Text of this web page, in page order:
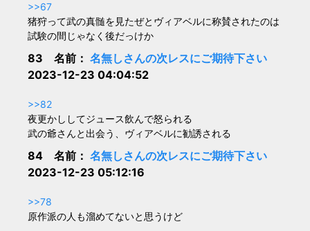
>>67
猪狩って武の真髄を見たぜとヴィアベルに称賛されたのは
試験の間じゃなく後だっけか
83 名前： 名無しさんの次レスにご期待下さい
2023-12-23 04:04:52
>>82
夜更かししてジュース飲んで怒られる
武の爺さんと出会う、ヴィアベルに勧誘される
84 名前： 名無しさんの次レスにご期待下さい
2023-12-23 05:12:16
>>78
原作派の人も溜めてないと思うけど